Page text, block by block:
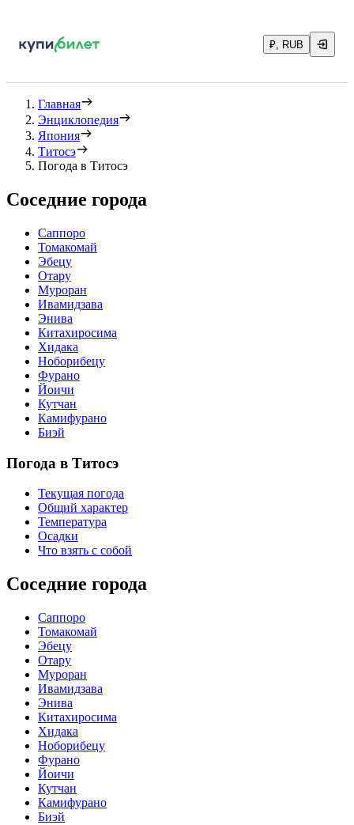
₽, RUB
Главная
Энциклопедия
Япония
Титосэ
Погода в Титосэ
Соседние города
Саппоро
Томакомай
Эбецу
Отару
Муроран
Ивамидзава
Энива
Китахиросима
Хидака
Ноборибецу
Фурано
Йоичи
Кутчан
Камифурано
Биэй
Погода в Титосэ
Текущая погода
Общий характер
Температура
Осадки
Что взять с собой
Соседние города
Саппоро
Томакомай
Эбецу
Отару
Муроран
Ивамидзава
Энива
Китахиросима
Хидака
Ноборибецу
Фурано
Йоичи
Кутчан
Камифурано
Биэй